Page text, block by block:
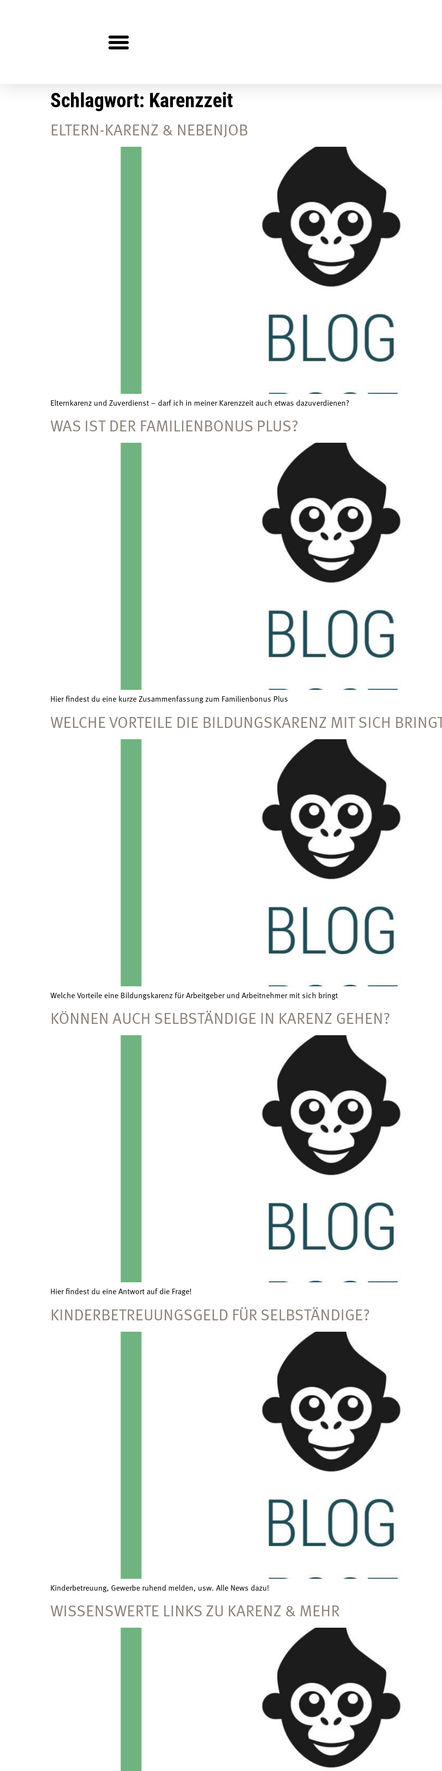
Schlagwort: Karenzzeit
ELTERN-KARENZ & NEBENJOB
Elternkarenz und Zuverdienst – darf ich in meiner Karenzzeit auch etwas dazuverdienen?
WAS IST DER FAMILIENBONUS PLUS?
Hier findest du eine kurze Zusammenfassung zum Familienbonus Plus
WELCHE VORTEILE DIE BILDUNGSKARENZ MIT SICH
Welche Vorteile eine Bildungskarenz für Arbeitgeber und Arbeitnehmer mit sich bringt
KÖNNEN AUCH SELBSTÄNDIGE IN KARENZ GEHEN?
Hier findest du eine Antwort auf die Frage!
KINDERBETREUUNGSGELD FÜR SELBSTÄNDIGE?
Kinderbetreuung, Gewerbe ruhend melden, usw. Alle News dazu!
WISSENSWERTE LINKS ZU KARENZ & MEHR